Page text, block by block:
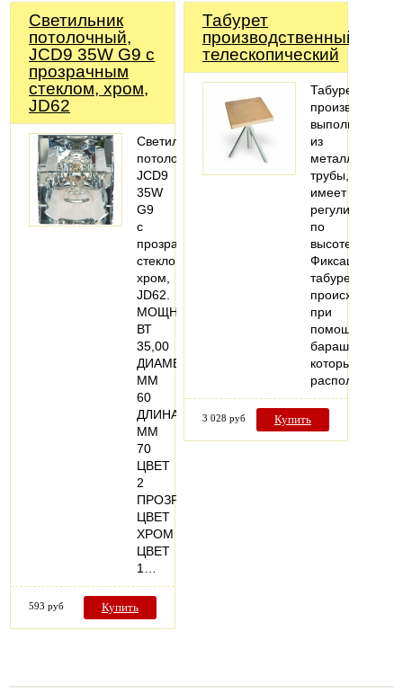
Светильник
потолочный,
JCD9 35W G9 с
прозрачным
стеклом, хром,
JD62
Светильник
потолочный-
JCD9
35W
G9
с
прозрачным
стеклом,
хром,
JD62.
МОЩНОСТЬ,
ВТ
35,00
ДИАМЕТР,
ММ
60
ДЛИНА,
ММ
70
ЦВЕТ
2
ПРОЗРАЧНЫЙ
ЦВЕТ
ХРОМ
ЦВЕТ
1…
593 руб Купить
Табурет
производственный
телескопический
Табурет
выполнен
из
металлической
трубы,
имеет
регулировку
по
высоте.
Фиксация
табурета
происходит
при
помощи
барашка,
который
расположен…
3 028 руб Купить